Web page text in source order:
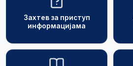
Захтев за приступ
информацијама